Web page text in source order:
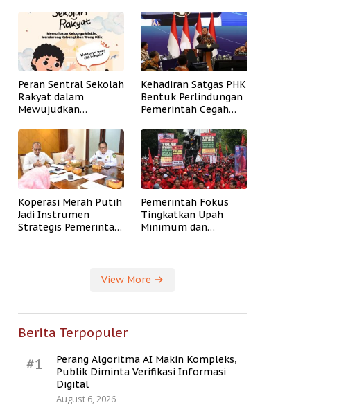
Peran Sentral Sekolah
Rakyat dalam
Mewujudkan
Kehadiran Satgas PHK
Bentuk Perlindungan
Pemerintah Cegah
Koperasi Merah Putih
Jadi Instrumen
Strategis Pemerintah
Pemerintah Fokus
Tingkatkan Upah
Minimum dan
View More
Berita Terpopuler
#1
Perang Algoritma AI Makin Kompleks,
Publik Diminta Verifikasi Informasi
Digital
August 6, 2026